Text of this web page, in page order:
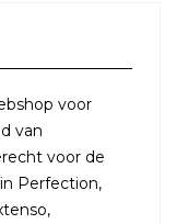
voor
van
voor de
Perfection,